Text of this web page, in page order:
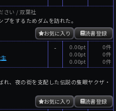
さい / 双葉社
をするためダムを訪れた。
読書登録
お気に入り
-
0.00pt
0.00pt
0.00pt
0件
0件
0件
れ、夜の街を支配した伝説の隻眼ヤクザ・
読書登録
お気に入り